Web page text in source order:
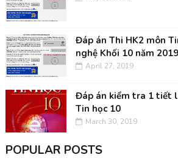
Đáp án Thi HK2 môn
nghệ Khối 10 năm 2019
April 27, 2019
Đáp án kiểm tra 1 tiết
Tin học 10
March 30, 2019
POPULAR POSTS